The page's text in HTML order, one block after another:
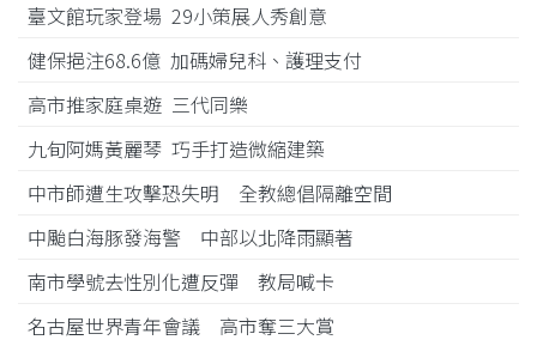
臺文館玩家登場 29小策展人秀創意
健保挹注68.6億 加碼婦兒科、護理支付
高市推家庭桌遊 三代同樂
九旬阿媽黃麗琴 巧手打造微縮建築
中市師遭生攻擊恐失明 全教總倡隔離空間
中颱白海豚發海警 中部以北降雨顯著
南市學號去性別化遭反彈 教局喊卡
名古屋世界青年會議 高市奪三大賞